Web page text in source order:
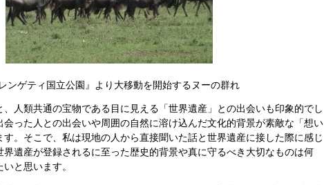
レンゲティ国立公園』より大移動を開始するヌーの群れ
人類共通の宝物である目に見える「世界遺産」との出会いも印象的でし
会った人との出会いや周囲の自然に溶け込んだ文化的背景が素敵な「想い
。
そこで、私は現地の人から直接聞いた話と世界遺産に接した際に感じ
界遺産が登録されるに至った歴史的背景や真に守るべき大切なものは何
と思います。